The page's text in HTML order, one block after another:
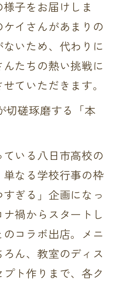
子をお届けしま
イさんがあまりの
いため、代わりに
たちの熱い挑戦に
ていただきます。
切磋琢磨する「本
いる八日市高校の
なる学校行事の枠
ぎる」企画になっ
禍からスタートし
コラボ出店。メニ
ん、教室のディス
ト作りまで、各ク